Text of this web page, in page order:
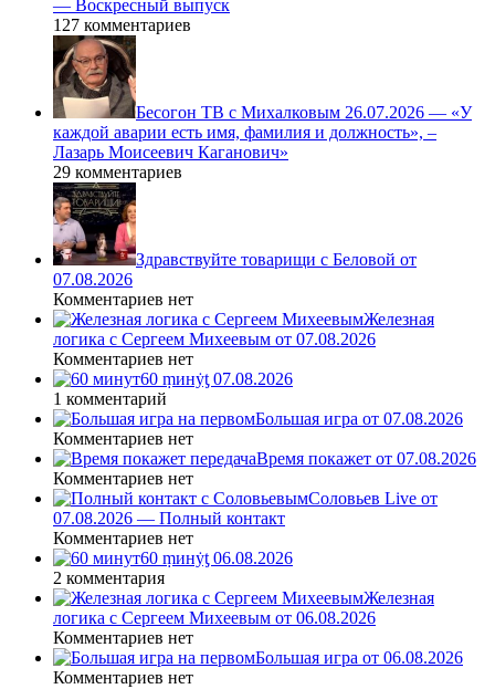
— Воскресный выпуск
127 комментариев
Бесогон ТВ с Михалковым 26.07.2026 — «У
каждой аварии есть имя, фамилия и должность», –
Лазарь Моисеевич Каганович»
29 комментариев
Здравствуйте товарищи с Беловой от
07.08.2026
Комментариев нет
Железная
логика с Сергеем Михеевым от 07.08.2026
Комментариев нет
60 ṃинẏƫ 07.08.2026
1 комментарий
Большая игра от 07.08.2026
Комментариев нет
Время покажет от 07.08.2026
Комментариев нет
Соловьев Live от
07.08.2026 — Полный контакт
Комментариев нет
60 ṃинẏƫ 06.08.2026
2 комментария
Железная
логика с Сергеем Михеевым от 06.08.2026
Комментариев нет
Большая игра от 06.08.2026
Комментариев нет